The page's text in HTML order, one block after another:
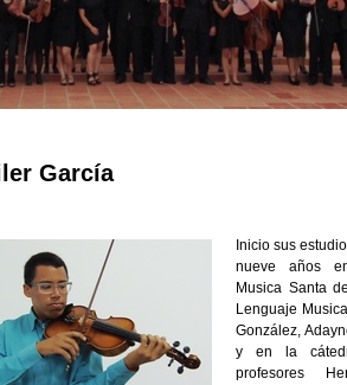
García
Inicio sus
nueve años
Musica Santa
Lenguaje
González,
y en la
profesores